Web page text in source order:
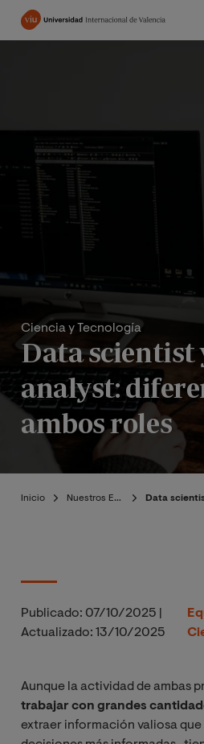
Pasar
Ciencia y Tecnología
Data scientist
analyst:
ambos roles
Inicio Nuestros Expertos Data
Publicado: 07/10/2025
Actualizado: 13/10/2025
Aunque la actividad de ambas
trabajar con grandes
extraer información valiosa que